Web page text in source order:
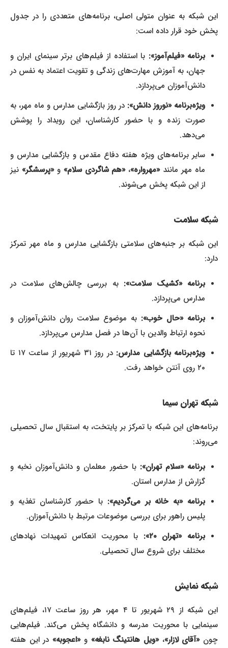
این شبکه به عنوان متولی اصلی، برنامه‌های متعددی را در جدول
پخش خود قرار داده است:
برنامه «فیلم‌آموز»:با استفاده از فیلم‌های برتر سینمای ایران و
جهان، به آموزش مهارت‌های زندگی و تقویت اعتماد به نفس در
دانش‌آموزان می‌پردازد.
ویژه‌برنامه «نوروز دانش»:در روز بازگشایی مدارس و ماه مهر، به
صورت زنده و با حضور کارشناسان، این رویداد را پوشش
می‌دهد.
سایر برنامه‌های ویژه هفته دفاع مقدس و بازگشایی مدارس و
ماه مهر مانند«مهرواره»،«هم شاگردی سلام»و«پرسشگر»نیز
از این شبکه پخش می‌شوند.
شبکه سلامت
این شبکه بر جنبه‌های سلامتی بازگشایی مدارس و ماه مهر تمرکز
دارد:
برنامه «کشیک سلامت»:به بررسی چالش‌های سلامت در
مدارس می‌پردازد.
برنامه «حال خوب»:به موضوع سلامت روان دانش‌آموزان و
نحوه ارتباط والدین با آن‌ها در فصل مدارس می‌پردازد.
ویژه‌برنامه بازگشایی مدارس:
در روز ۳۱ شهریور از ساعت ۱۷ تا
شبکه تهران سیما
برنامه‌های این شبکه با تمرکز بر پایتخت، به استقبال سال تحصیلی
می‌روند:
برنامه «سلام تهران»:با حضور معلمان و دانش‌آموزان نخبه و
گزارش از مدارس استان.
برنامه «به خانه بر می‌گردیم»:با حضور کارشناسان تغذیه و
پلیس راهور برای بررسی موضوعات مرتبط با دانش‌آموزان.
برنامه «تهران ۲۰»:
با محوریت انعکاس تمهیدات نهادهای
مختلف برای شروع سال تحصیلی.
شبکه نمایش
این شبکه از ۲۹ شهریور تا ۴ مهر، هر روز ساعت ۱۷، فیلم‌های
سینمایی با محوریت مدرسه و دانشگاه پخش می‌کند. فیلم‌هایی
چون«آقای لازار»،«ویل هانتینگ نابغه»و «اعجوبه»در این هفته